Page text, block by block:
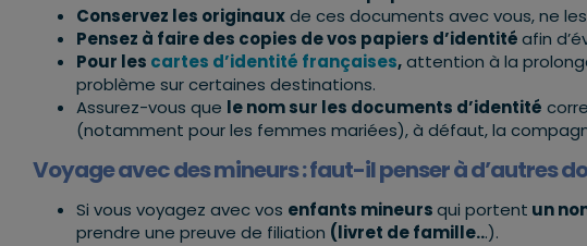
Conservez les originauxde ces documents avec vous, ne
Pensez à faire des copies de vos papiers d’identitéafin
Pour les cartes d’identité françaises,attention à la
problème sur certaines destinations.
Assurez-vous que le nom sur les documents d’identité
(notamment pour les femmes mariées), à défaut, la
Voyage avec des mineurs : faut-il penser à d’autres
Si vous voyagez avec vos enfants mineursqui portent un
prendre une preuve de filiation (livret de famille...).